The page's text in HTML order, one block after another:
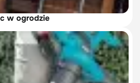
w ogrodzie